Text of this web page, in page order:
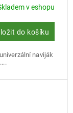
v eshopu
do košíku
naviják